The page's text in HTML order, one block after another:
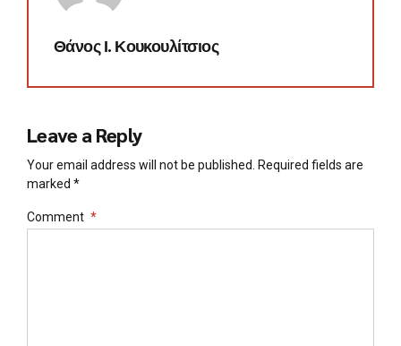
Θάνος Ι. Κουκουλίτσιος
Leave a Reply
Your email address will not be published. Required fields are
marked *
Comment *